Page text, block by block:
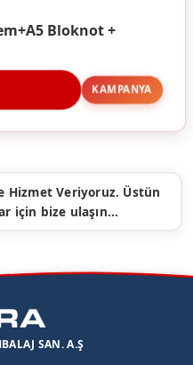
Bloknot +
KAMPANYA
Hizmet Veriyoruz. Üstün
için bize ulaşın...
SAN. A.Ş